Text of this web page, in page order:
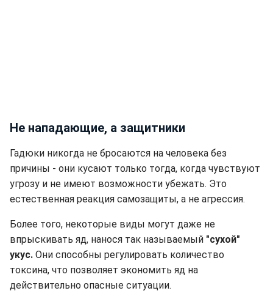
Не нападающие, а защитники
Гадюки никогда не бросаются на человека без
причины - они кусают только тогда, когда чувствуют
угрозу и не имеют возможности убежать. Это
естественная реакция самозащиты, а не агрессия.
Более того, некоторые виды могут даже не
впрыскивать яд, нанося так называемый "сухой"
укус. Они способны регулировать количество
токсина, что позволяет экономить яд на
действительно опасные ситуации.